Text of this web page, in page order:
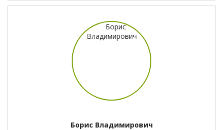
Борис Владимирович